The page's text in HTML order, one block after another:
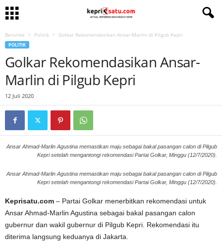
Beranda Politik Golkar Rekomendasikan Ansar-Marlin di Pilgub Kepri
POLITIK
Golkar Rekomendasikan Ansar-
Marlin di Pilgub Kepri
12 Juli 2020
Ansar Ahmad-Marlin Agustina memastikan maju sebagai bakal pasangan calon di Pilgub
Kepri setelah mengantongi rekomendasi Partai Golkar, Minggu (12/7/2020).
Ansar Ahmad-Marlin Agustina memastikan maju sebagai bakal pasangan calon di Pilgub
Kepri setelah mengantongi rekomendasi Partai Golkar, Minggu (12/7/2020).
Keprisatu.com – Partai Golkar menerbitkan rekomendasi untuk
Ansar Ahmad-Marlin Agustina sebagai bakal pasangan calon
gubernur dan wakil gubernur di Pilgub Kepri. Rekomendasi itu
diterima langsung keduanya di Jakarta.